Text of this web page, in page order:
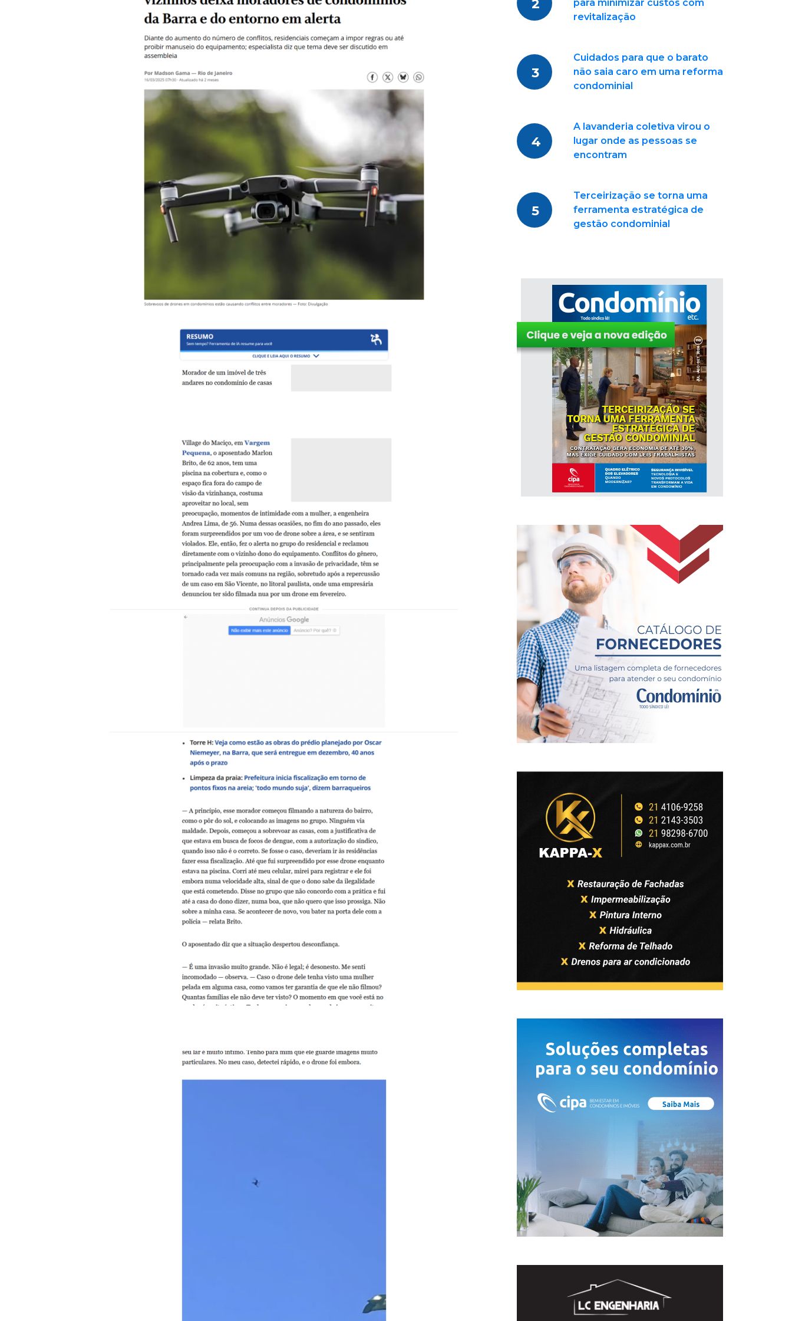
2
para minimizar custos com
revitalização
3
Cuidados para que o barato
não saia caro em uma reforma
condominial
4
A lavanderia coletiva virou o
lugar onde as pessoas se
encontram
5
Terceirização se torna uma
ferramenta estratégica de
gestão condominial